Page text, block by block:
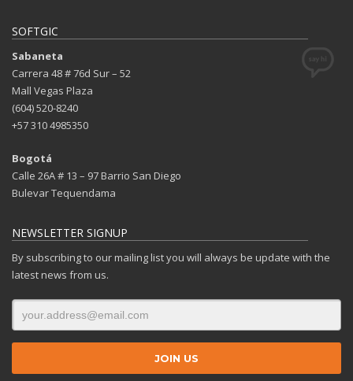
SOFTGIC
Sabaneta
Carrera 48 # 76d Sur – 52
Mall Vegas Plaza
(604) 520-8240
+57 310 4985350
Bogotá
Calle 26A # 13 – 97 Barrio San Diego
Bulevar Tequendama
NEWSLETTER SIGNUP
By subscribing to our mailing list you will always be update with the
latest news from us.